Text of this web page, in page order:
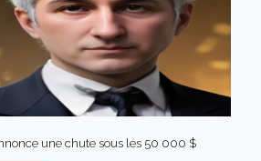
une chute sous les 50 000 $